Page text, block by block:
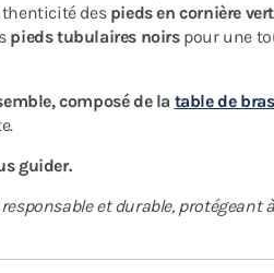
despieds en cornière
pieds tubulaires noirspour une
composé de la table de
guider.
et durable, protégeant